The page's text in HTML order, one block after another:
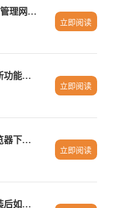
Chrome浏览器如何管理网页上的自动填充信息
立即阅读
谷歌浏览器自动更新功能的管理与优化
立即阅读
Google Chrome浏览器下载安装失败时安全模式使用教程
立即阅读
谷歌浏览器下载安装后如何关闭推荐内容